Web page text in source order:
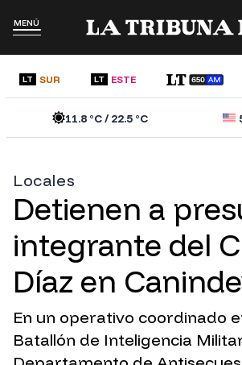
MENÚ
LT SUR LT ESTE
11.8°C /22.5°C
Locales
Detienen a
integrante del
Díaz en
En un operativo coordinado
Batallón de Inteligencia